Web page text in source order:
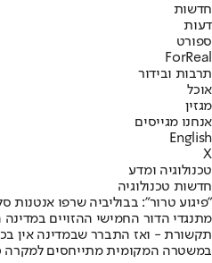
חדשות
דעות
ספורט
ForReal
תרבות ובידור
אוכל
מגזין
אנחנו מגייסים
English
X
טכנולוגיה ומדע
חדשות טכנולוגיה
"פיגוע טרור": בבוליביה שרפו
מתנגדי הדור החמישי ההזויים
תקשורת - ואז התברר שבמדינה אין
במשטרה המקומית מתייחסים למקרה